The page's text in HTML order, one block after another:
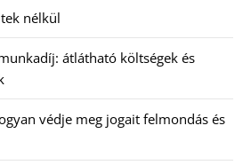
nélkül
átlátható költségek és
védje meg jogait felmondás és